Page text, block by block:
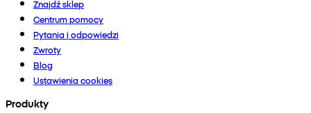
Znajdź sklep
Centrum pomocy
Pytania i odpowiedzi
Zwroty
Blog
Ustawienia cookies
Produkty